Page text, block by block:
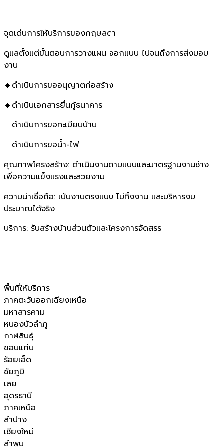
จุดเด่นการให้บริการของกฤษลดา
ดูแลตั้งแต่ขั้นตอนการวางแผน ออกแบบ ไปจนถึงการส่งมอบ
งาน
🔹ดำเนินการขออนุญาตก่อสร้าง
🔹ดำเนินเอกสารยื่นกู้ธนาคาร
🔹ดำเนินการขอทะเบียนบ้าน
🔹ดำเนินการขอน้ำ-ไฟ
คุณภาพโครงสร้าง: ดำเนินงานตามแบบและมาตรฐานงานช่าง
เพื่อความแข็งแรงและสวยงาม
ความน่าเชื่อถือ: เน้นงานตรงแบบ ไม่ทิ้งงาน และบริหารงบ
ประมาณได้จริง
บริการ: รับสร้างบ้านส่วนตัวและโครงการจัดสรร
พื้นที่ให้บริการ
ภาคตะวันออกเฉียงเหนือ
มหาสารคาม
หนองบัวลำภู
กาฬสินธุ์
ขอนแก่น
ร้อยเอ็ด
ชัยภูมิ
เลย
อุดรธานี
ภาคเหนือ
ลำปาง
เชียงใหม่
ลำพูน